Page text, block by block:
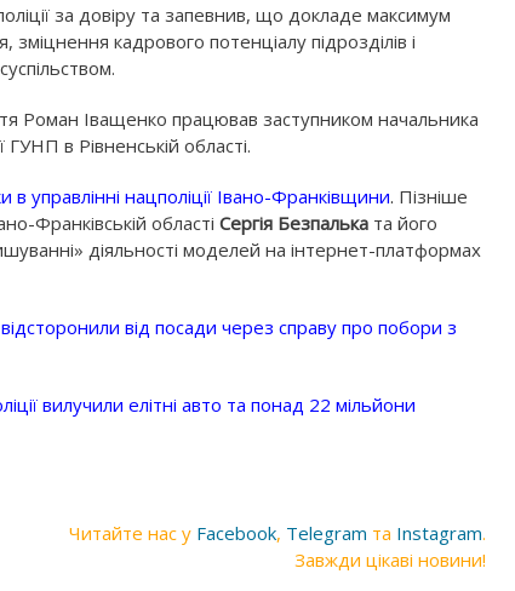
за довіру та запевнив, що докладе максимум
кадрового потенціалу підрозділів і
Роман Іващенко працював заступником начальника
в Рівненській області.
управлінні нацполіції Івано-Франківщини. Пізніше
Франківській області Сергія Безпалька та його
діяльності моделей на інтернет-платформах
від посади через справу про побори з
вилучили елітні авто та понад 22 мільйони
Читайте нас у Facebook, Telegram та Instagram.
Завжди цікаві новини!